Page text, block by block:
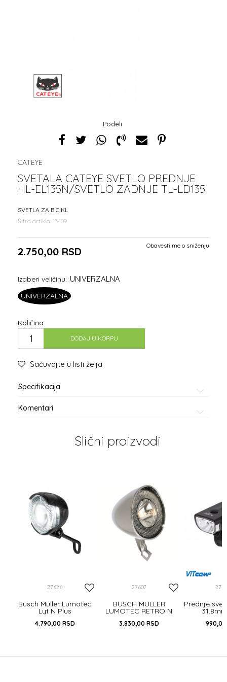
Podeli
CATEYE
SVETALA CATEYE SVETLO PREDNJE
HL-EL135N/SVETLO ZADNJE TL-LD135
SVETLA ZA BICIKL
Šifra artikla: 13409
2.750,00 RSD Obavesti me o sniženju
Izaberi veličinu: UNIVERZALNA
UNIVERZALNA
Količina:
DODAJ U KORPU
Sačuvajte u listi želja
Specifikacija
Komentari
Slični proizvodi
27626
Busch Muller Lumotec
Lyt N Plus
4.790,00 RSD
27607
BUSCH MULLER
LUMOTEC RETRO N
HEADLIGHT
3.830,00 RSD
Prednje